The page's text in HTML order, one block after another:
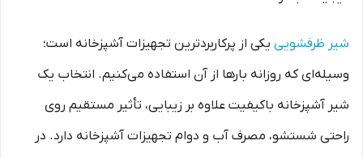
شیر ظرفشویی یکی از پرکاربردترین تجهیزات آشپزخانه است؛
وسیله‌ای که روزانه بارها از آن استفاده می‌کنیم. انتخاب یک
شیر آشپزخانه باکیفیت علاوه بر زیبایی، تأثیر مستقیم روی
راحتی شستشو، مصرف آب و دوام تجهیزات آشپزخانه دارد. در